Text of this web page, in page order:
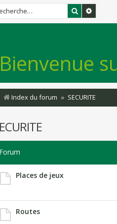
Rechercher
Bienvenue
Index du forum SECURITE
Forum
Places de jeux
Routes